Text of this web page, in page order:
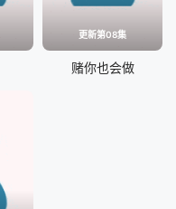
更新第08集
赌你也会做